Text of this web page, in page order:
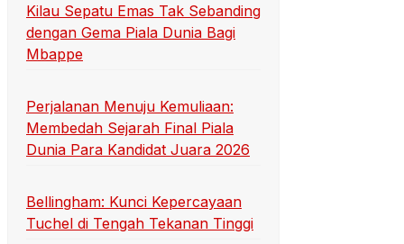
Kilau Sepatu Emas Tak Sebanding
dengan Gema Piala Dunia Bagi
Mbappe
Perjalanan Menuju Kemuliaan:
Membedah Sejarah Final Piala
Dunia Para Kandidat Juara 2026
Bellingham: Kunci Kepercayaan
Tuchel di Tengah Tekanan Tinggi